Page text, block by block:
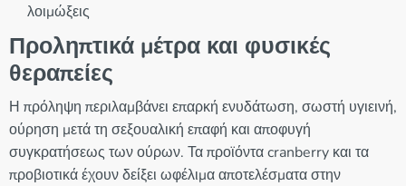
λοιμώξεις
Προληπτικά μέτρα και φυσικές
θεραπείες
Η πρόληψη περιλαμβάνει επαρκή ενυδάτωση, σωστή υγιεινή,
ούρηση μετά τη σεξουαλική επαφή και αποφυγή
συγκρατήσεως των ούρων. Τα προϊόντα cranberry και τα
προβιοτικά έχουν δείξει ωφέλιμα αποτελέσματα στην